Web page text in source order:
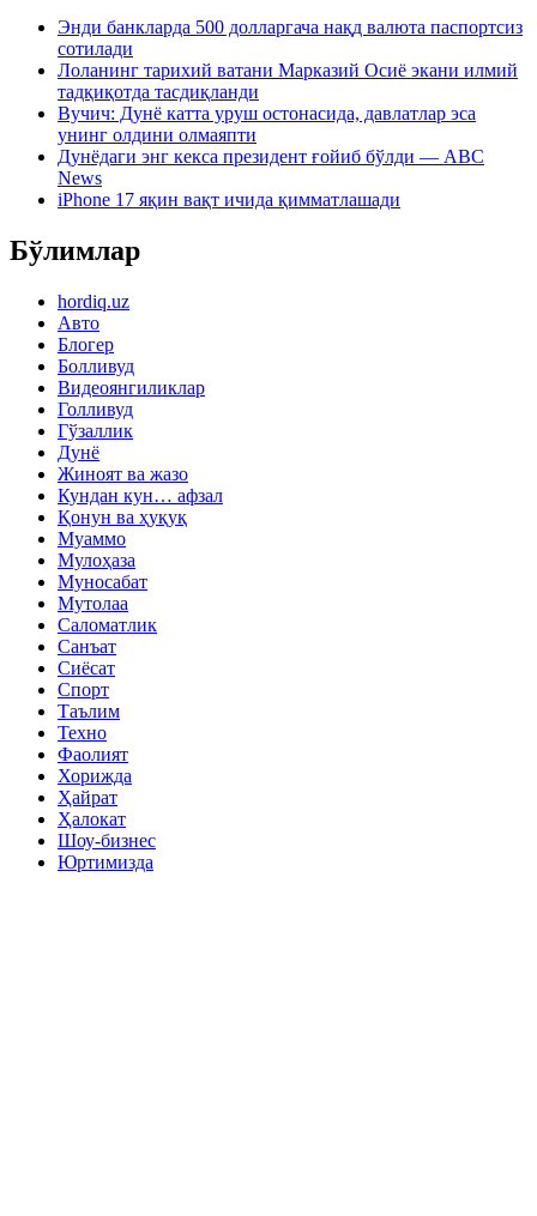
Энди банкларда 500 долларгача нақд валюта паспортсиз
сотилади
Лоланинг тарихий ватани Марказий Осиё экани илмий
тадқиқотда тасдиқланди
Вучич: Дунё катта уруш остонасида, давлатлар эса
унинг олдини олмаяпти
Дунёдаги энг кекса президент ғойиб бўлди — ABC
News
iPhone 17 яқин вақт ичида қимматлашади
Бўлимлар
hordiq.uz
Авто
Блогер
Болливуд
Видеоянгиликлар
Голливуд
Гўзаллик
Дунё
Жиноят ва жазо
Кундан кун… афзал
Қонун ва ҳуқуқ
Муаммо
Мулоҳаза
Муносабат
Мутолаа
Саломатлик
Санъат
Сиёсат
Спорт
Таълим
Техно
Фаолият
Хорижда
Ҳайрат
Ҳалокат
Шоу-бизнес
Юртимизда